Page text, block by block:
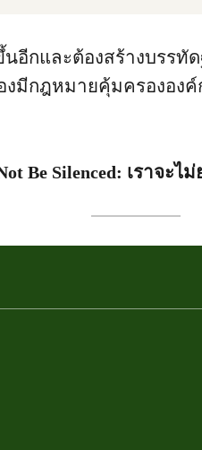
อีกและต้องสร้างบรร
งมีกฎหมายคุ้มครองอ
Be Silenced: เราจะ